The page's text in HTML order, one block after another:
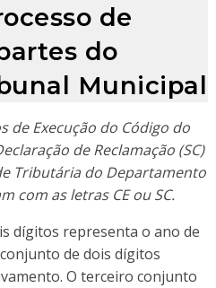
de
do
Municipal
de Execução do Código do
de Reclamação (SC)
Tributária do Departamento
com as letras CE ou SC.
dígitos representa o ano de
de dois dígitos
O terceiro conjunto